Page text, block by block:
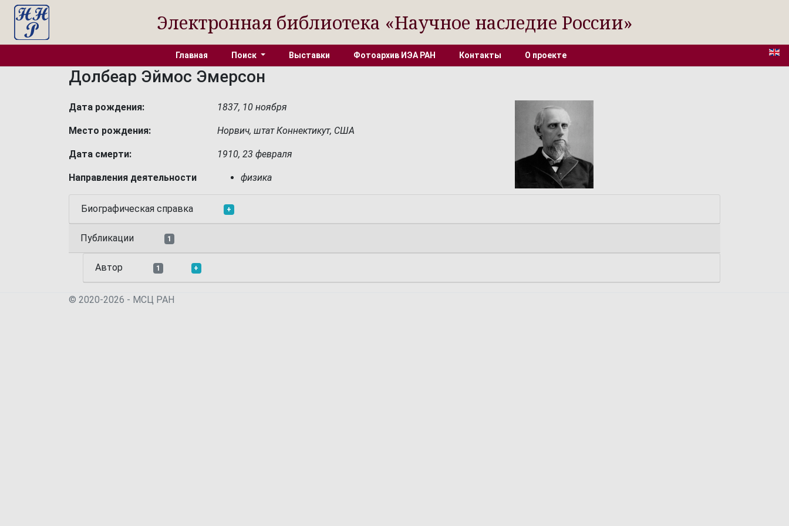
Электронная библиотека «Научное наследие России»
Главная Поиск Выставки Фотоархив ИЭА РАН Контакты О проекте
Долбеар Эймос Эмерсон
Дата рождения: 1837, 10 ноября
Место рождения: Норвич, штат Коннектикут, США
Дата смерти: 1910, 23 февраля
Направления деятельности физика
Биографическая справка +
Публикации 1
Автор 1 +
© 2020-2026 - МСЦ РАН